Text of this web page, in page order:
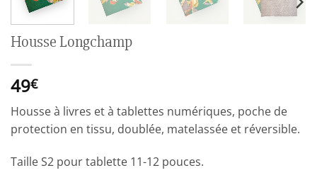
Housse Longchamp
49€
Housse à livres et à tablettes numériques, poche de
protection en tissu, doublée, matelassée et réversible.
Taille S2 pour tablette 11-12 pouces.